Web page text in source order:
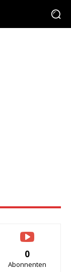
0
Abonnenten